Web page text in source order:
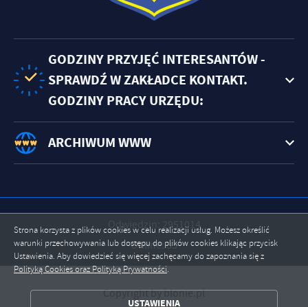
GODZINY PRZYJĘĆ INTERESANTÓW -
SPRAWDŹ W ZAKŁADCE KONTAKT.
GODZINY PRACY URZĘDU:
ARCHIWUM WWW
Odwiedzin: 2951014
Online: 33
Copyright by blonie.pl
Strona korzysta z plików cookies w celu realizacji usług. Możesz określić
warunki przechowywania lub dostępu do plików cookies klikając przycisk
Ustawienia. Aby dowiedzieć się więcej zachęcamy do zapoznania się z
Polityką Cookies oraz Polityką Prywatności.
USTAWIENIA